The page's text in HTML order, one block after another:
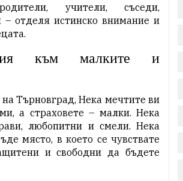
учители, съседи,
– отделя истинско внимание и
към малките и
Търновград, Нека мечтите ви
а страховете – малки. Нека
любопитни и смели. Нека
място, в което се чувствате
и свободни да бъдете